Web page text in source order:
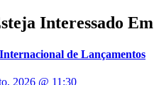
Interessado Em
de Lançamentos
2026 @ 11:30